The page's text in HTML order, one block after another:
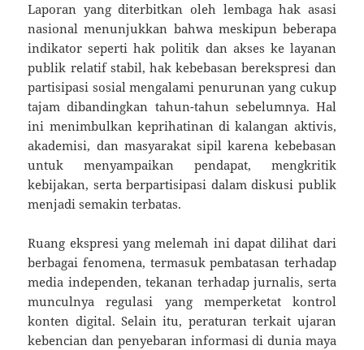
Laporan yang diterbitkan oleh lembaga hak asasi
nasional menunjukkan bahwa meskipun beberapa
indikator seperti hak politik dan akses ke layanan
publik relatif stabil, hak kebebasan berekspresi dan
partisipasi sosial mengalami penurunan yang cukup
tajam dibandingkan tahun-tahun sebelumnya. Hal
ini menimbulkan keprihatinan di kalangan aktivis,
akademisi, dan masyarakat sipil karena kebebasan
untuk menyampaikan pendapat, mengkritik
kebijakan, serta berpartisipasi dalam diskusi publik
menjadi semakin terbatas.
Ruang ekspresi yang melemah ini dapat dilihat dari
berbagai fenomena, termasuk pembatasan terhadap
media independen, tekanan terhadap jurnalis, serta
munculnya regulasi yang memperketat kontrol
konten digital. Selain itu, peraturan terkait ujaran
kebencian dan penyebaran informasi di dunia maya